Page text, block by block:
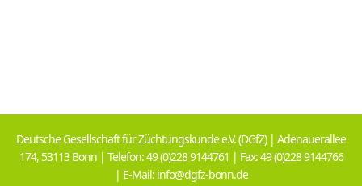
Deutsche Gesellschaft für Züchtungskunde e.V. (DGfZ) | Adenauerallee
174, 53113 Bonn | Telefon: 49 (0)228 9144761 | Fax: 49 (0)228 9144766
| E-Mail: info@dgfz-bonn.de